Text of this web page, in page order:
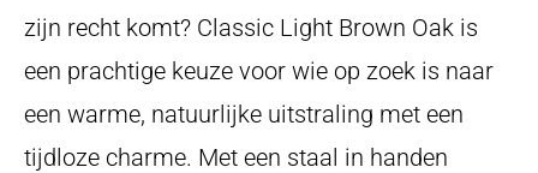
zijn recht komt? Classic Light Brown Oak is
een prachtige keuze voor wie op zoek is naar
een warme, natuurlijke uitstraling met een
tijdloze charme. Met een staal in handen